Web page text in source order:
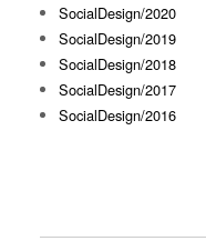
SocialDesign/2020
SocialDesign/2019
SocialDesign/2018
SocialDesign/2017
SocialDesign/2016